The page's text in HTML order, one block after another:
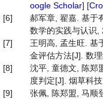
oogle Scholar] [
[6]
郝军章, 翟嘉. 基于
数学的实践与认识,
[7]
王明高, 孟生旺. 基
金评估方法[J]. 数
[8]
沈平, 童德文, 陈郑
度判定[J]. 烟草科
[9]
张佩, 陈郑盟, 马顺